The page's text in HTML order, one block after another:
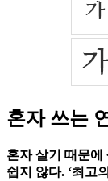
혼자 쓰는
혼자 살기 때문에
쉽지 않다. ‘최고